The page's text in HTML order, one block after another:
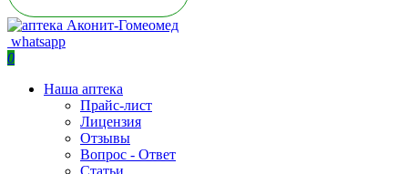
whatsapp
0
Наша аптека
Прайс-лист
Лицензия
Отзывы
Вопрос - Ответ
Статьи